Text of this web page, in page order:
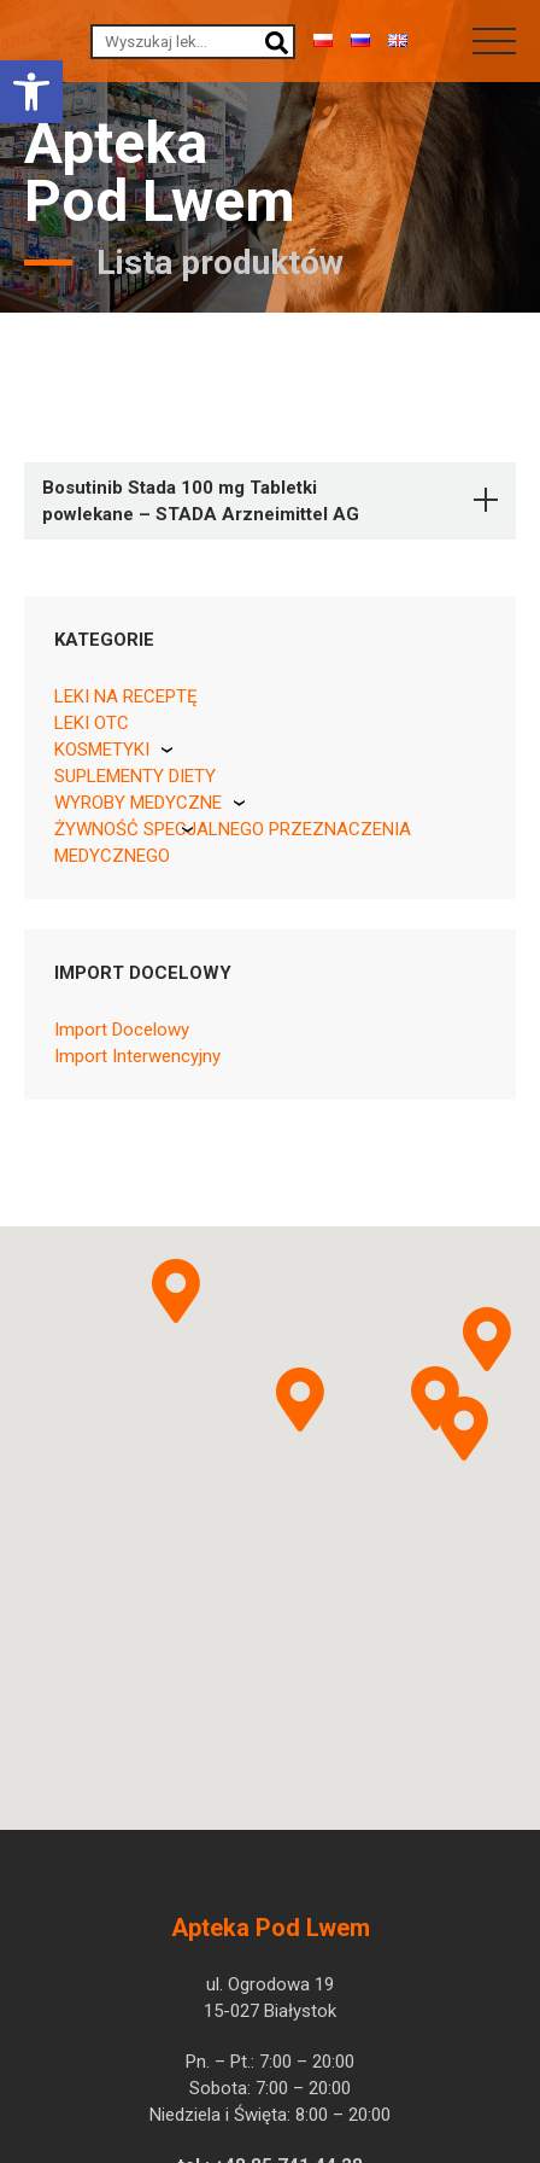
Otwórz pasek narzędzi
Apteka
Pod Lwem
Lista produktów
Bosutinib Stada 100 mg Tabletki
powlekane – STADA Arzneimittel AG
05909991538484 ¦ Rpz ¦ 154423
112 tabl.
05909991538491 ¦ Rpz ¦ 154424
28 tabl.
L01EA04
Bosutinibum STADA
Arzneimittel AG
KATEGORIE
LEKI NA RECEPTĘ
LEKI OTC
KOSMETYKI
Pierre Fabre
SUPLEMENTY DIETY
WYROBY MEDYCZNE
KikGel
ŻYWNOŚĆ SPECJALNEGO PRZEZNACZENIA
MEDYCZNEGO
IMPORT DOCELOWY
Import Docelowy
Import Interwencyjny
Apteka Pod Lwem
ul. Ogrodowa 19
15-027 Białystok
Pn. – Pt.: 7:00 – 20:00
Sobota: 7:00 – 20:00
Niedziela i Święta: 8:00 – 20:00